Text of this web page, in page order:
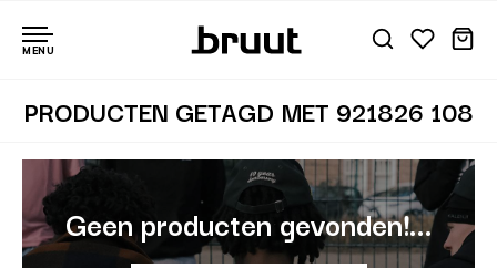
MENU
PRODUCTEN GETAGD MET 921826 108
Geen producten gevonden!...